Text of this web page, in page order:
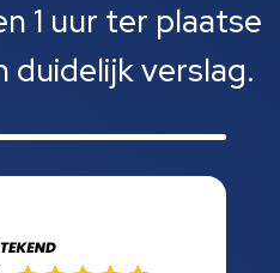
1 uur ter plaatse
duidelijk verslag.